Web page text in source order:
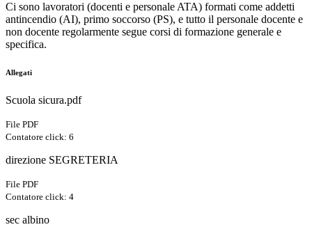
Ci sono lavoratori (docenti e personale ATA) formati come addetti
antincendio (AI), primo soccorso (PS), e tutto il personale docente e
non docente regolarmente segue corsi di formazione generale e
specifica.
Allegati
Scuola sicura.pdf
File PDF
Contatore click: 6
direzione SEGRETERIA
File PDF
Contatore click: 4
sec albino